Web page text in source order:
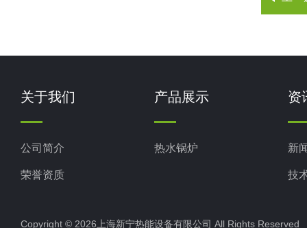
关于我们
公司简介
荣誉资质
产品展示
热水锅炉
资
新
技
Copyright © 2026上海新宁热能设备有限公司 All Rights